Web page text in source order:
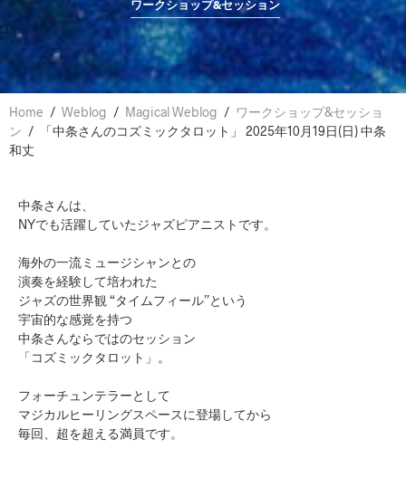
ワークショップ&セッション
Home / Weblog / Magical Weblog / ワークショップ&セッショ
ン /
「中条さんのコズミックタロット」 2025年10月19日(日) 中条
和丈
中条さんは、
NYでも活躍していたジャズピアニストです。
海外の一流ミュージシャンとの
演奏を経験して培われた
ジャズの世界観 “タイムフィール”という
宇宙的な感覚を持つ
中条さんならではのセッション
「コズミックタロット」。
フォーチュンテラーとして
マジカルヒーリングスペースに登場してから
毎回、超を超える満員です。